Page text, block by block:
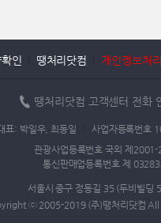
인 땡처리닷컴 개인정보처
땡처리닷컴 고객센터 전화
표: 박일우, 최동일
사업자등록번호
관광사업등록번호 국외 제2001-
통신판매업등록번호 제
서울시 중구 정동길 35 (두비빌딩
ⓒ 2005-2019 (주)땡처리닷컴 All